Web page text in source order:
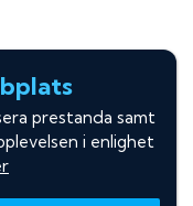
prestanda samt
i enlighet